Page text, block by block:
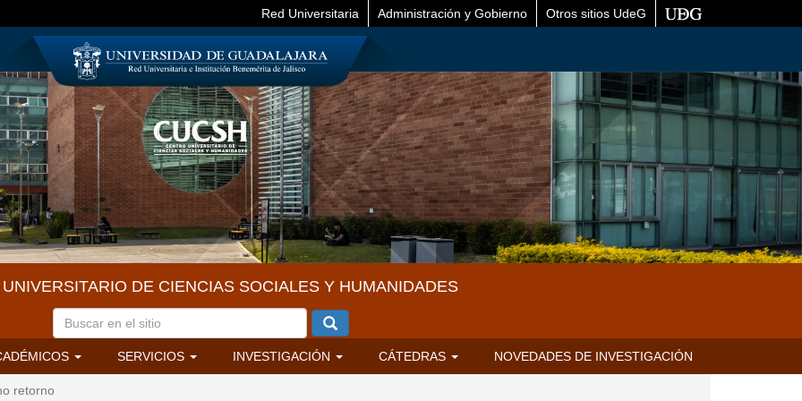
Red Universitaria Administración y Gobierno Otros sitios UdeG
DE CIENCIAS SOCIALES Y HUMANIDADES
SERVICIOS INVESTIGACIÓN CÁTEDRAS NOVEDADES DE INVESTIGACIÓN
retorno